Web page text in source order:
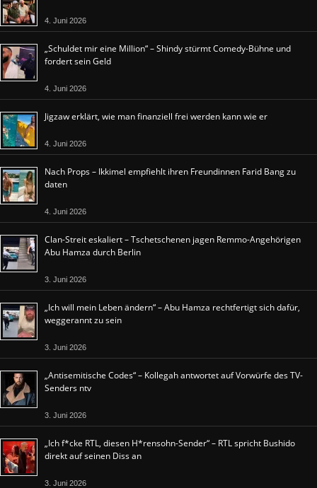
4. Juni 2026
„Schuldet mir eine Million“ – Shindy stürmt Comedy-Bühne und
fordert sein Geld
4. Juni 2026
Jigzaw erklärt, wie man finanziell frei werden kann wie er
4. Juni 2026
Nach Props – Ikkimel empfiehlt ihren Freundinnen Farid Bang zu
daten
4. Juni 2026
Clan-Streit eskaliert – Tschetschenen jagen Remmo-Angehörigen
Abu Hamza durch Berlin
3. Juni 2026
„Ich will mein Leben ändern“ – Abu Hamza rechtfertigt sich dafür,
weggerannt zu sein
3. Juni 2026
„Antisemitische Codes“ – Kollegah antwortet auf Vorwürfe des TV-
Senders ntv
3. Juni 2026
„Ich f*cke RTL, diesen H*rensohn-Sender“ – RTL spricht Bushido
direkt auf seinen Diss an
3. Juni 2026